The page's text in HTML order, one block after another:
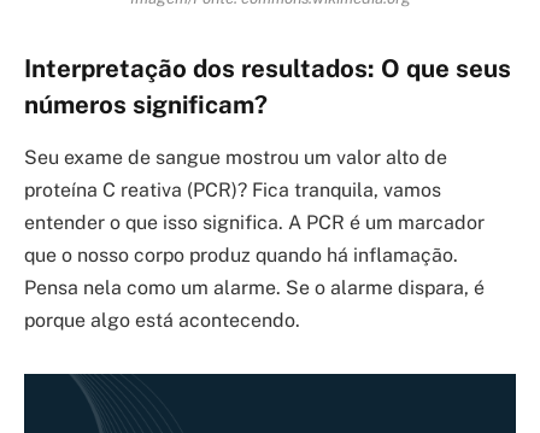
Interpretação dos resultados: O que seus
números significam?
Seu exame de sangue mostrou um valor alto de
proteína C reativa (PCR)? Fica tranquila, vamos
entender o que isso significa. A PCR é um marcador
que o nosso corpo produz quando há inflamação.
Pensa nela como um alarme. Se o alarme dispara, é
porque algo está acontecendo.